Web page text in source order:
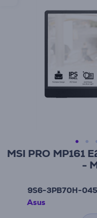
MSI PRO MP161
-
9S6-3PB70H-045
Asus